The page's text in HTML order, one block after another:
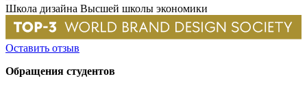
Школа дизайна Высшей школы экономики
Оставить отзыв
Обращения студентов